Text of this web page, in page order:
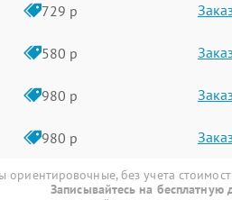
729 р
580 р
980 р
980 р
ориентировочные, без учета
Записывайтесь на бесплатную